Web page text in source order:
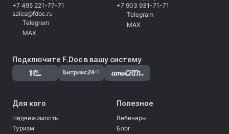
Подключите F.Doc в вашу систему
+7 495 221-77-71
sales@fdoc.ru
Telegram
MAX
+7 903 931-71-71
Telegram
MAX
Для кого
Недвижимость
Туризм
Полезное
Вебинары
Блог